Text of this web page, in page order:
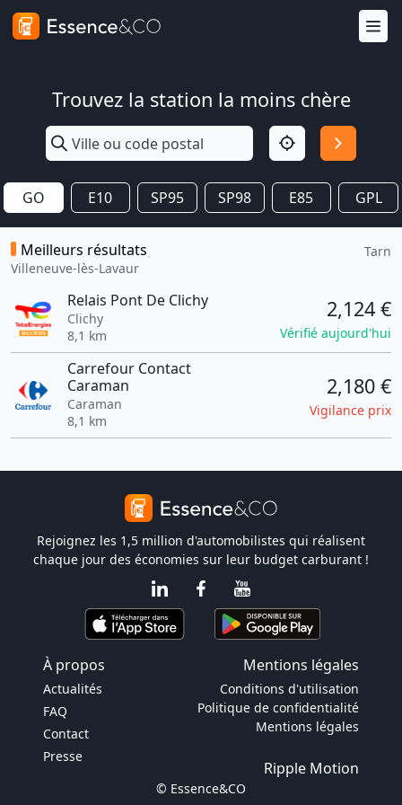
Trouvez la station la moins chère
GO E10 SP95 SP98 E85 GPL
Meilleurs résultats
Villeneuve-lès-Lavaur
Tarn
Relais Pont De Clichy
Clichy
8,1 km
2,124 €
Vérifié aujourd'hui
Carrefour Contact
Caraman
Caraman
8,1 km
2,180 €
Vigilance prix
Rejoignez les 1,5 million d'automobilistes qui réalisent
chaque jour des économies sur leur budget carburant !
À propos Mentions légales
Actualités
FAQ
Contact
Presse
Conditions d'utilisation
Politique de confidentialité
Mentions légales
Ripple Motion
© Essence&CO